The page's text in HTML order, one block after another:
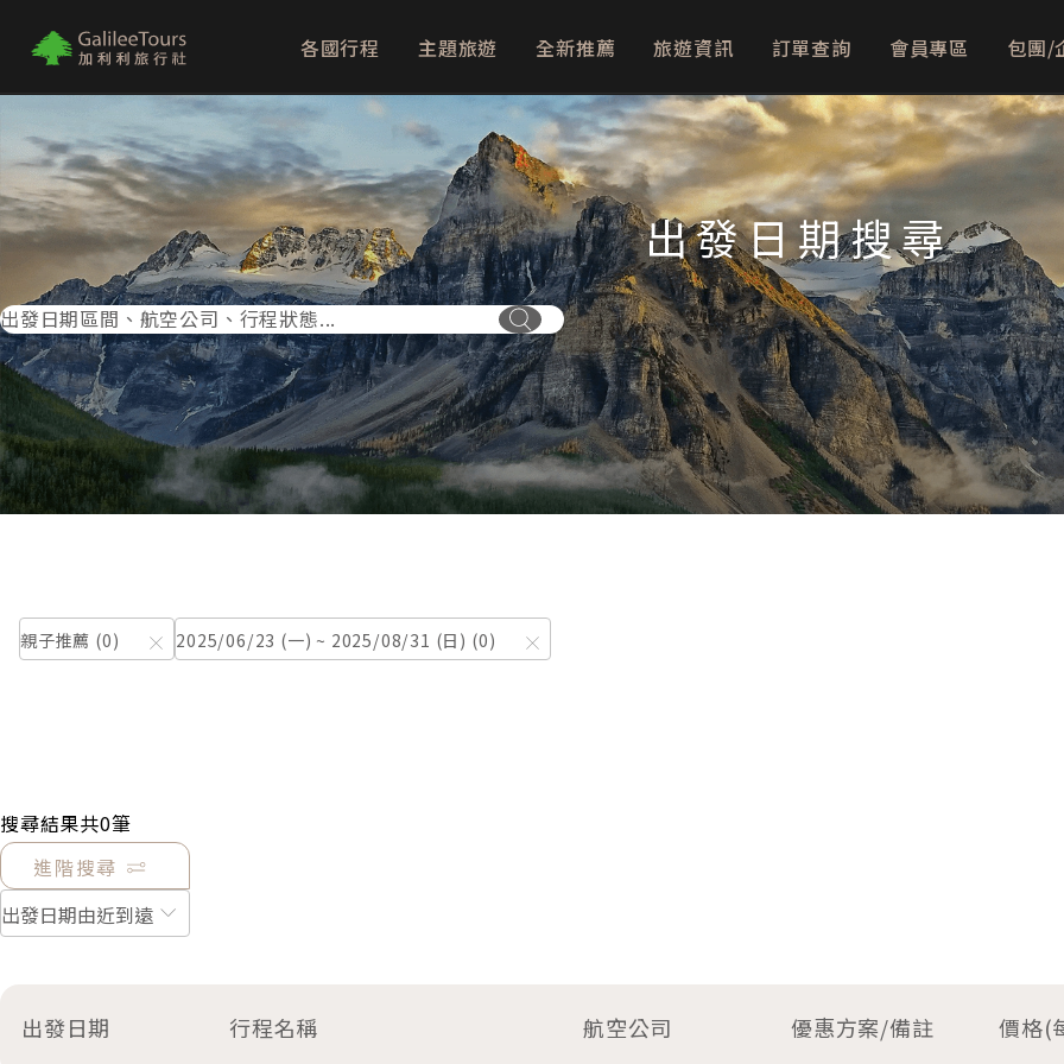
logo 各國行程 主題旅遊 全新推薦 旅遊資訊 訂單查詢 會員專區 包團/
出發日期搜尋
出發日期區間、航空公司、行程狀態...
搜尋按鈕
親子推薦 0 2025/06/23 (一) ~ 2025/08/31 (日) 0
搜尋結果共0筆
進階搜尋
出發日期 行程名稱 航空公司 優惠方案/備註 價格(